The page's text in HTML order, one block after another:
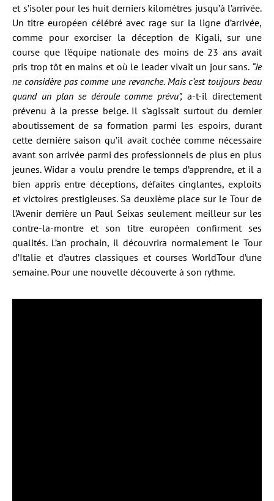
et s’isoler pour les huit derniers kilomètres jusqu’à l’arrivée.
Un titre européen célébré avec rage sur la ligne d’arrivée,
comme pour exorciser la déception de Kigali, sur une
course que l’équipe nationale des moins de 23 ans avait
pris trop tôt en mains et où le leader vivait un jour sans. “Je
ne considère pas comme une revanche. Mais c’est toujours beau
quand un plan se déroule comme prévu”, a-t-il directement
prévenu à la presse belge. Il s’agissait surtout du dernier
aboutissement de sa formation parmi les espoirs, durant
cette dernière saison qu’il avait cochée comme nécessaire
avant son arrivée parmi des professionnels de plus en plus
jeunes. Widar a voulu prendre le temps d’apprendre, et il a
bien appris entre déceptions, défaites cinglantes, exploits
et victoires prestigieuses. Sa deuxième place sur le Tour de
l’Avenir derrière un Paul Seixas seulement meilleur sur les
contre-la-montre et son titre européen confirment ses
qualités. L’an prochain, il découvrira normalement le Tour
d’Italie et d’autres classiques et courses WorldTour d’une
semaine. Pour une nouvelle découverte à son rythme.